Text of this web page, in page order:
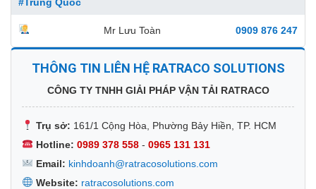
Mr Lưu Toàn 0909 876 247
THÔNG TIN LIÊN HỆ RATRACO SOLUTIONS
CÔNG TY TNHH GIẢI PHÁP VẬN TẢI RATRACO
Trụ sở: 161/1 Cộng Hòa, Phường Bảy Hiền, TP. HCM
Hotline: 0989 378 558- 0965 131 131
Email: kinhdoanh@ratracosolutions.com
Website: ratracosolutions.com